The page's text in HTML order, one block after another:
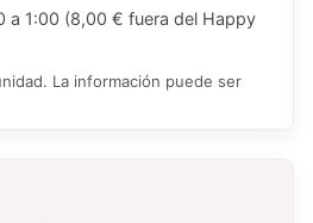
a 1:00 (8,00 € fuera del Happy
La información puede ser